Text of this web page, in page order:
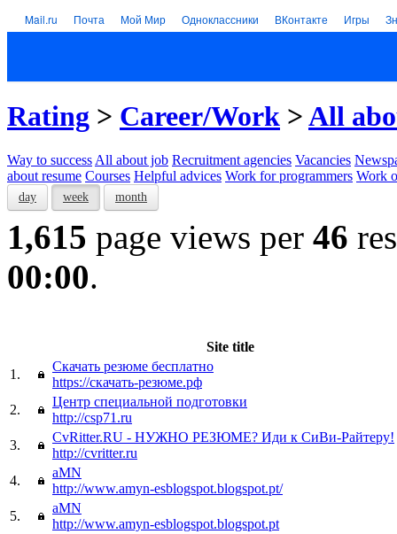
Mail.ru Почта Мой Мир Одноклассники ВКонтакте Игры
Rating > Career/Work >All
Way to success All about job Recruitment agencies Vacancies
about resume Courses Helpful advices Work for programmers Work
day week month
1,615 page views per 46
00:00.
Site title
1.
Скачать резюме бесплатно
https://скачать-резюме.рф
2.
Центр специальной подготовки
http://csp71.ru
3.
CvRitter.RU - НУЖНО РЕЗЮМЕ? Иди к СиВи-Райтеру!
http://cvritter.ru
4.
aMN
http://www.amyn-esblogspot.blogspot.pt/
5.
aMN
http://www.amyn-esblogspot.blogspot.pt